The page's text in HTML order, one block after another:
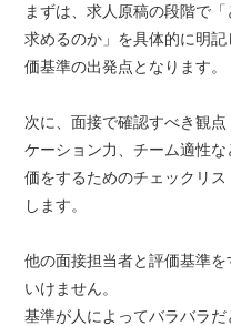
まずは、求人原稿の段階で
求めるのか」を具体的に明
価基準の出発点となります。
次に、面接で確認すべき観
ケーション力、チーム適性
価をするためのチェックリ
します。
他の面接担当者と評価基準
いけません。
基準が人によってバラバラ